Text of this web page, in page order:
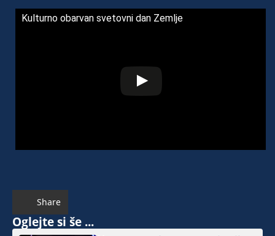
Kulturno obarvan svetovni dan Zemlje
Share
Oglejte si še ...